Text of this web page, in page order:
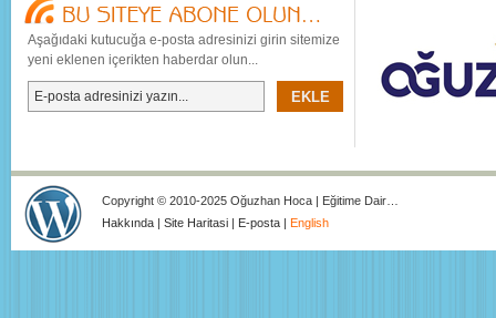
Aşağıdaki kutucuğa e-posta adresinizi girin sitemize
yeni eklenen içerikten haberdar olun...
Copyright © 2010-2025 Oğuzhan Hoca | Eğitime Dair…
Hakkında | Site Haritasi | E-posta | English